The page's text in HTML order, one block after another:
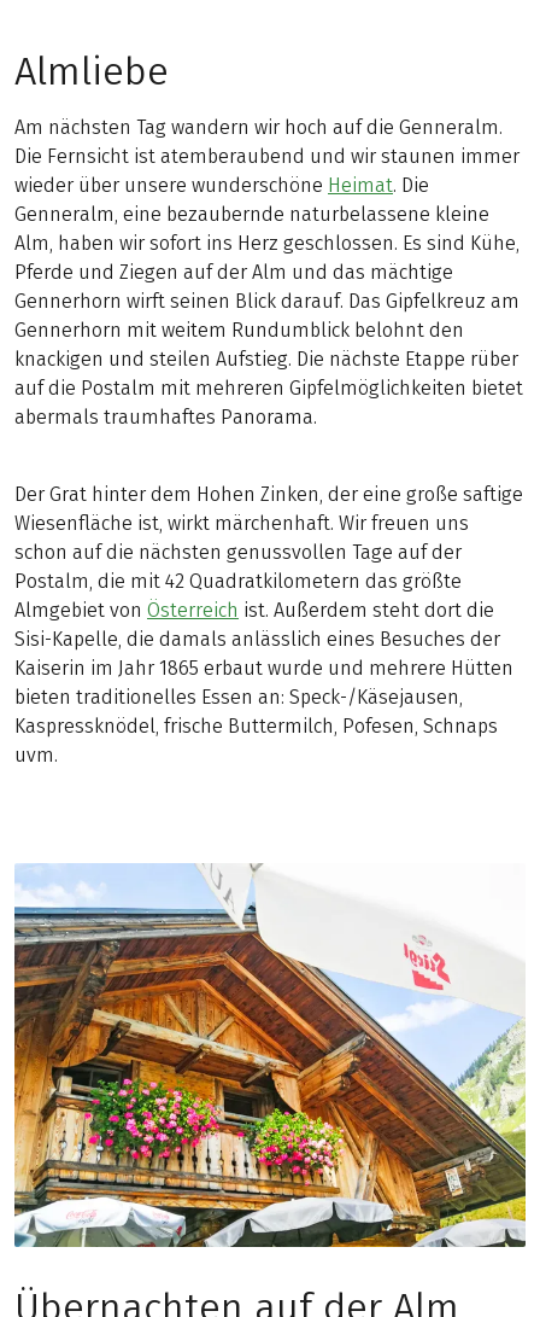
Almliebe
Am nächsten Tag wandern wir hoch auf die Genneralm.
Die Fernsicht ist atemberaubend und wir staunen immer
wieder über unsere wunderschöne Heimat. Die
Genneralm, eine bezaubernde naturbelassene kleine
Alm, haben wir sofort ins Herz geschlossen. Es sind Kühe,
Pferde und Ziegen auf der Alm und das mächtige
Gennerhorn wirft seinen Blick darauf. Das Gipfelkreuz am
Gennerhorn mit weitem Rundumblick belohnt den
knackigen und steilen Aufstieg. Die nächste Etappe rüber
auf die Postalm mit mehreren Gipfelmöglichkeiten bietet
abermals traumhaftes Panorama.
Der Grat hinter dem Hohen Zinken, der eine große saftige
Wiesenfläche ist, wirkt märchenhaft. Wir freuen uns
schon auf die nächsten genussvollen Tage auf der
Postalm, die mit 42 Quadratkilometern das größte
Almgebiet von Österreich ist. Außerdem steht dort die
Sisi-Kapelle, die damals anlässlich eines Besuches der
Kaiserin im Jahr 1865 erbaut wurde und mehrere Hütten
bieten traditionelles Essen an: Speck-/Käsejausen,
Kaspressknödel, frische Buttermilch, Pofesen, Schnaps
uvm.